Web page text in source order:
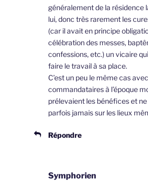
généralement de la résidence
lui, donc très rarement les
(car il avait en principe
célébration des messes,
confessions, etc.) un vicaire
faire le travail à sa place.
C’est un peu le même cas
commandataires à l’époque
prélevaient les bénéfices et
parfois jamais sur les lieux
Répondre
Symphorien